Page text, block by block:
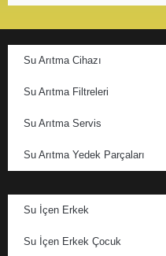
Su Arıtma Cihazı
Su Arıtma Filtreleri
Su Arıtma Servis
Su Arıtma Yedek Parçaları
Su İçen Erkek
Su İçen Erkek Çocuk